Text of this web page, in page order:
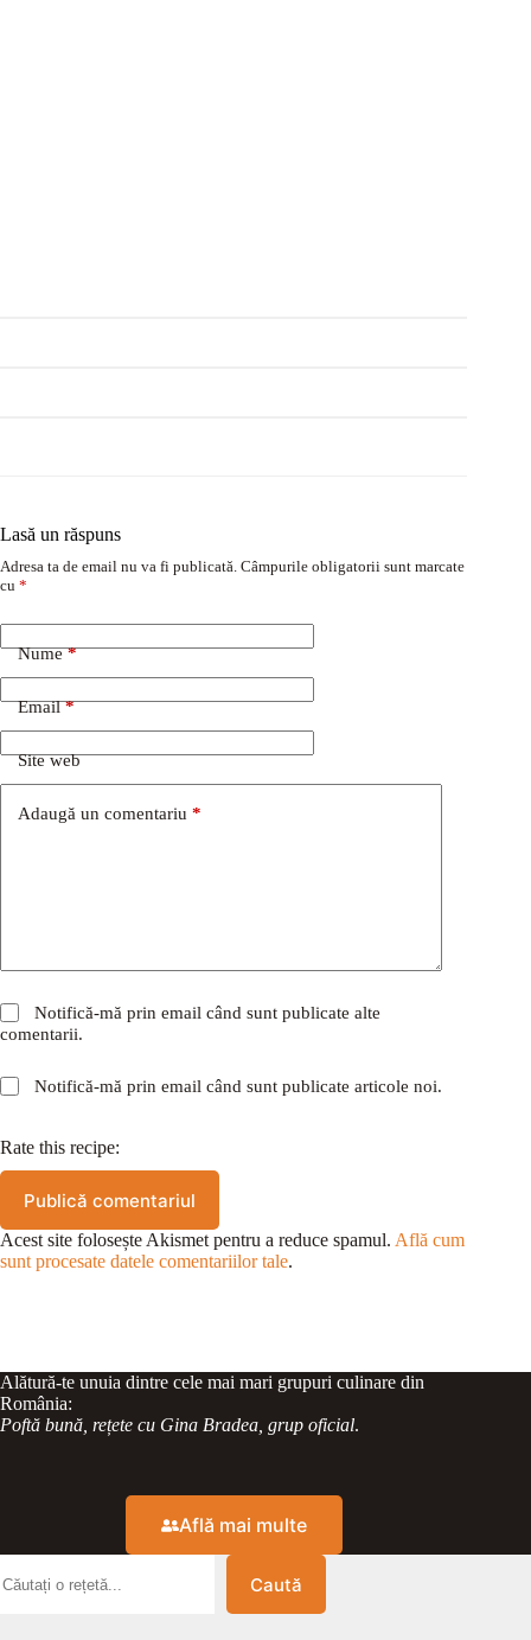
Lasă un răspuns
Adresa ta de email nu va fi publicată. Câmpurile obligatorii sunt marcate
cu *
Nume*
Email*
Site web
Adaugă un comentariu *
Notifică-mă prin email când sunt publicate alte
comentarii.
Notifică-mă prin email când sunt publicate articole noi.
Rate this recipe:
Publică comentariul
Acest site folosește Akismet pentru a reduce spamul. Află cum
sunt procesate datele comentariilor tale.
Alătură-te unuia dintre cele mai mari grupuri culinare din
România:
Poftă bună, rețete cu Gina Bradea, grup oficial.
Află mai multe
Caută